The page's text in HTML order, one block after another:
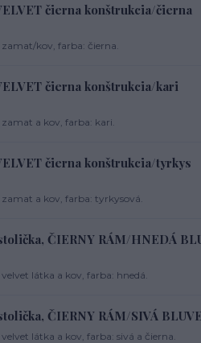
čierna konštrukcia/čierna
kov, farba: čierna.
čierna konštrukcia/kari
a kov, farba: kari.
čierna konštrukcia/tyrkys
a kov, farba: tyrkysová.
ČIERNY RÁM/HNEDÁ
látka a kov, farba: hnedá.
ČIERNY RÁM/SIVÁ
látka a kov, farba: sivá a čierna.